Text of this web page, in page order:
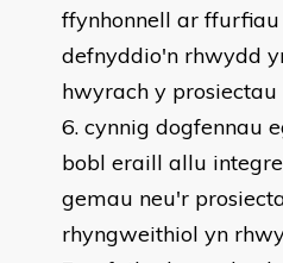
ffynhonnell ar
defnyddio'n rhwydd
hwyrach y prosiectau
cynnig dogfennau
bobl eraill allu
gemau neu'r
rhyngweithiol yn